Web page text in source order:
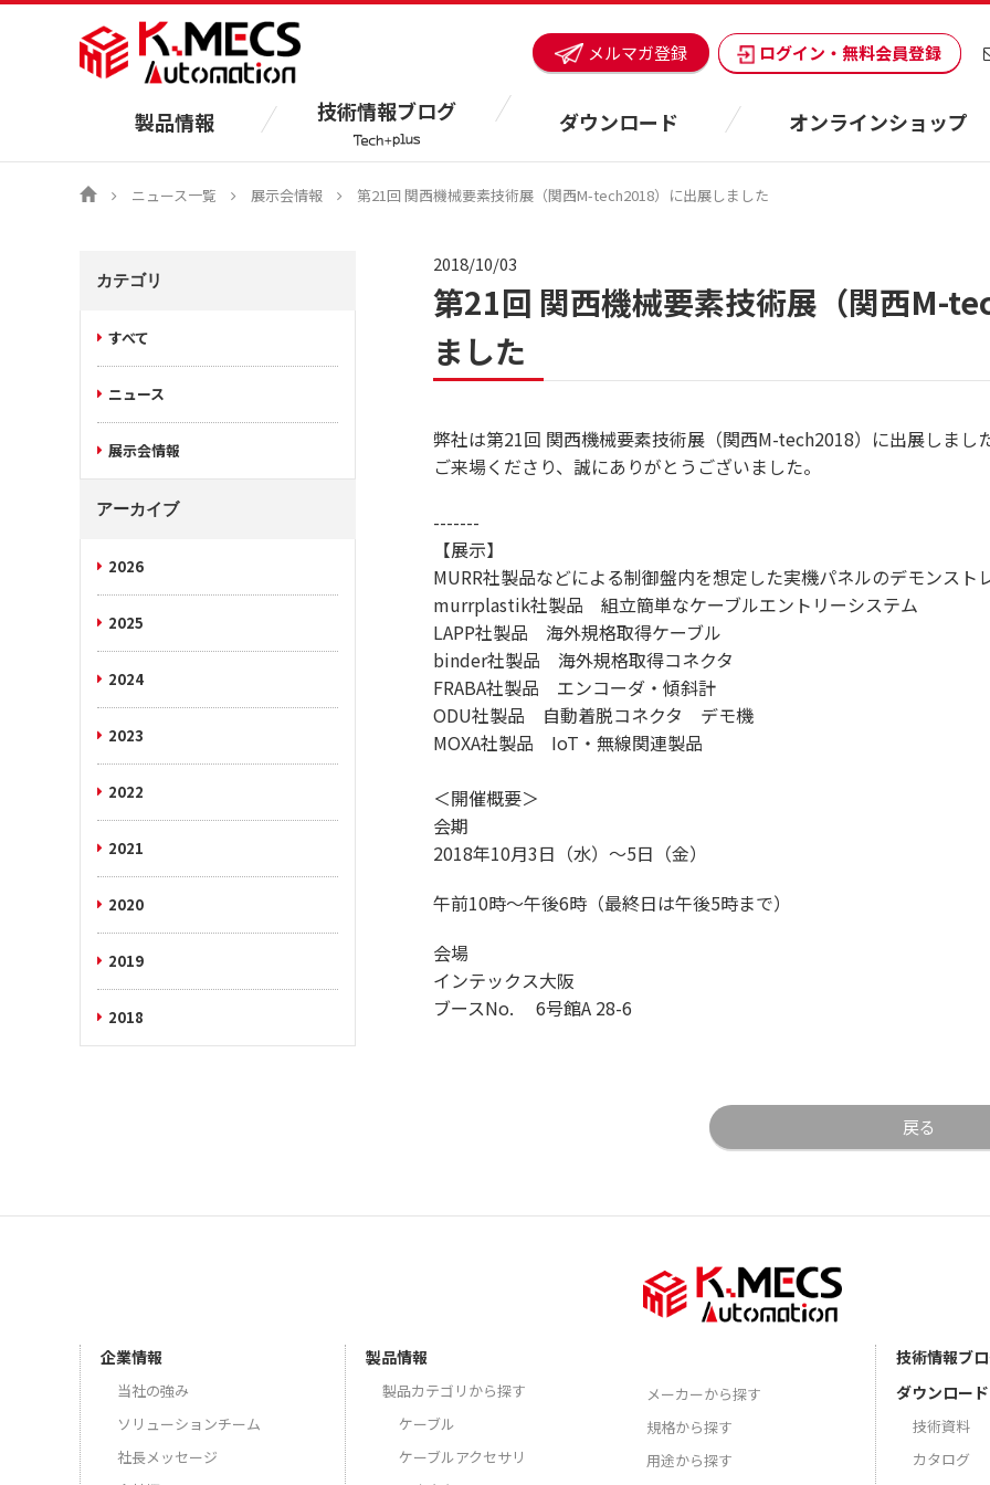
メルマガ登録 ログイン・無料会員登録
製品情報 技術情報ブログ ダウンロード オンラインショップ
ニュース一覧 展示会情報 第21回 関西機械要素技術展（関西M-tech2018）に出展しました
2018/10/03
第21回 関西機械要素技術展（関西M-
ました
弊社は第21回 関西機械要素技術展（関西M-tech2018）に出展しました
ご来場くださり、誠にありがとうございました。
-------
【展示】
MURR社製品などによる制御盤内を想定した実機パネルのデモンスト
murrplastik社製品 組立簡単なケーブルエントリーシステム
LAPP社製品 海外規格取得ケーブル
binder社製品 海外規格取得コネクタ
FRABA社製品 エンコーダ・傾斜計
ODU社製品 自動着脱コネクタ デモ機
MOXA社製品 IoT・無線関連製品
＜開催概要＞
会期
2018年10月3日（水）～5日（金）
午前10時～午後6時（最終日は午後5時まで）
会場
インテックス大阪
ブースNo. 6号館A 28-6
戻る
カテゴリ
すべて
ニュース
展示会情報
アーカイブ
2026
2025
2024
2023
2022
2021
2020
2019
2018
企業情報
当社の強み
ソリューションチーム
社長メッセージ
製品情報
製品カテゴリから探す
ケーブル
ケーブルアクセサリ
メーカーから探す
規格から探す
用途から探す
技術情報ブ
ダウンロード
技術資料
カタログ